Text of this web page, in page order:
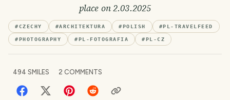
place on 2.03.2025
#CZECHY #ARCHITEKTURA #POLISH #PL-TRAVELFEED
#PHOTOGRAPHY #PL-FOTOGRAFIA #PL-CZ
494 SMILES 2 COMMENTS